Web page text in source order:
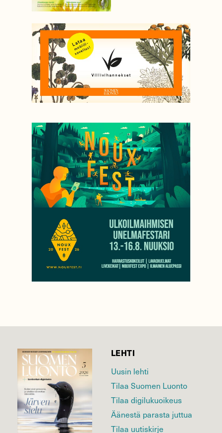
LEHTI
Uusin lehti
Tilaa Suomen Luonto
Tilaa digilukuoikeus
Äänestä parasta juttua
Tilaa uutiskirje